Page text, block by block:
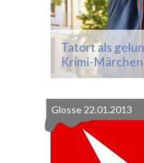
Tatort als
Krimi-Märchen
Glosse 22.01.2013